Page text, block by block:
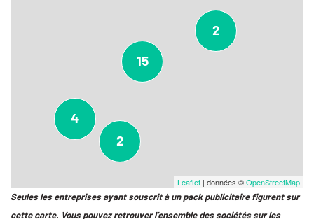
2
2
4
15
Leaflet | données ©OpenStreetMap
Seules les entreprises ayant souscrit à un pack publicitaire figurent sur
cette carte. Vous pouvez retrouver l’ensemble des sociétés sur les